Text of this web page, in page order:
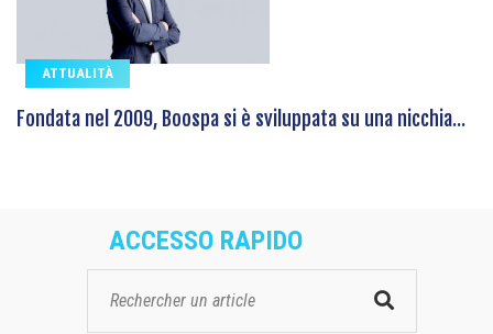
ATTUALITÀ
Fondata nel 2009, Boospa si è sviluppata su una nicchia...
ACCESSO RAPIDO